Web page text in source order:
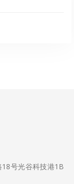
号光谷科技港1B